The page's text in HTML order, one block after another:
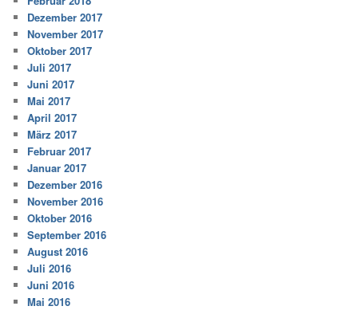
Dezember 2017
November 2017
Oktober 2017
Juli 2017
Juni 2017
Mai 2017
April 2017
März 2017
Februar 2017
Januar 2017
Dezember 2016
November 2016
Oktober 2016
September 2016
August 2016
Juli 2016
Juni 2016
Mai 2016